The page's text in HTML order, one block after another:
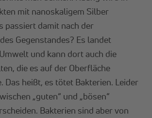
mit nanoskaligem Silber
passiert damit nach der
Gegenstandes? Es landet
und kann dort auch die
die es auf der Oberfläche
Das heißt, es tötet Bakterien. Leider
„guten“ und „bösen“
Bakterien sind aber von